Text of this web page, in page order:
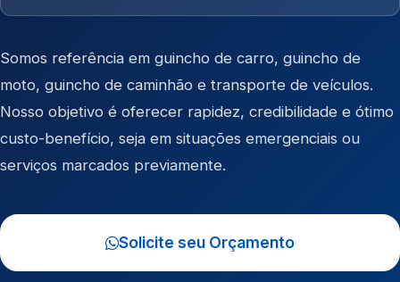
Somos referência em guincho de carro, guincho de
moto, guincho de caminhão e transporte de veículos.
Nosso objetivo é oferecer rapidez, credibilidade e ótimo
custo-benefício, seja em situações emergenciais ou
serviços marcados previamente.
Solicite seu Orçamento